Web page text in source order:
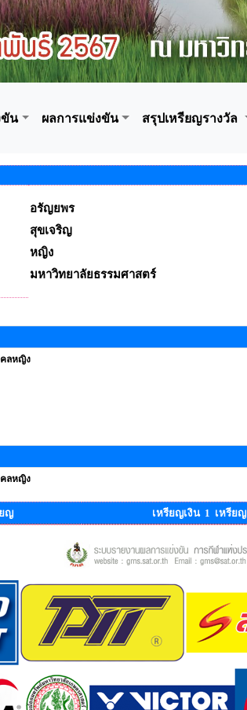
ขัน ผลการแข่งขัน สรุปเหรียญรางวัล
อรัญยพร
สุขเจริญ
หญิง
มหาวิทยาลัยธรรมศาสตร์
ลหญิง
ลหญิง
ญ เหรียญเงิน 1 เหรียญ